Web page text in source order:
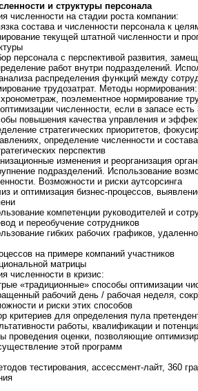
и структуры персонала
численности на стадии роста компании:
состава и численности персонала к
текущей штатной численности и
персонала с перспективой развития,
работ внутри подразделений.
распределения функций между
трудозатрат. Методы
поэлементное нормирование
численности, если в запасе
повышения качества управления и
стратегических приоритетов,
определение численности и
перспектив
изменения и реорганизация
подразделений. Использование
Возможности и риски аутсорсинга
и оптимизация бизнес-процессов,
компетенции руководителей и
и переобучение сотрудников
гибких рабочих графиков,
на примере компаний участников
матрицы
численности в кризис:
«традиционные» способы оптимизации
рабочий день / рабочая неделя,
и риски этих способов
критериев для определения пула
работы, квалификации и
проведения оценки, позволяющие
этой программ
тестирования, ассессмент-лайт, 360